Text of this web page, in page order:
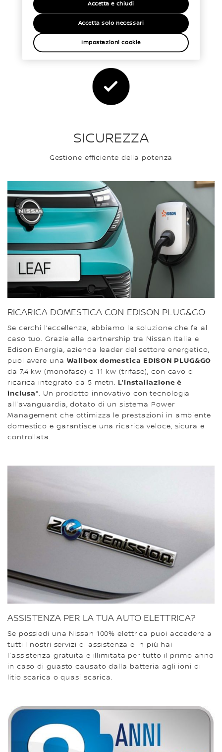
COMODITÀ
Ricarica dal comfort di casa tua
SICUREZZA
Gestione efficiente della potenza
RICARICA DOMESTICA CON EDISON PLUG&GO
Se cerchi l’eccellenza, abbiamo la soluzione che fa al
caso tuo. Grazie alla partnership tra Nissan Italia e
Edison Energia, azienda leader del settore energetico,
puoi avere una Wallbox domestica EDISON PLUG&GO
da 7,4 kw (monofase) o 11 kw (trifase), con cavo di
ricarica integrato da 5 metri. L’installazione è
inclusa*. Un prodotto innovativo con tecnologia
all'avanguardia, dotato di un sistema Power
Management che ottimizza le prestazioni in ambiente
domestico e garantisce una ricarica veloce, sicura e
controllata.
ASSISTENZA PER LA TUA AUTO ELETTRICA?
Se possiedi una Nissan 100% elettrica puoi accedere a
tutti I nostri servizi di assistenza e in più hai
l'assistenza gratuita e illimitata per tutto il primo anno
in caso di guasto causato dalla batteria agli ioni di
litio scarica o quasi scarica.
Accetta solo necessari
Accetta e chiudi
Impostazioni cookie